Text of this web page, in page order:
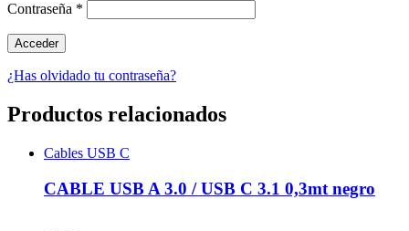
Contraseña *
¿Has olvidado tu contraseña?
Productos relacionados
Cables USB C
CABLE USB A 3.0 / USB C 3.1 0,3mt negro